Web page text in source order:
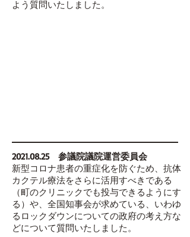
よう質問いたしました。
2021.08.25参議院議院運営委員会
新型コロナ患者の重症化を防ぐため、抗体
カクテル療法をさらに活用すべきである
（町のクリニックでも投与できるようにす
る）や、全国知事会が求めている、いわゆ
るロックダウンについての政府の考え方な
どについて質問いたしました。